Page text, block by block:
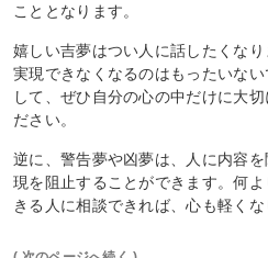
こととなります。
嬉しい吉夢はつい人に話したくな
実現できなくなるのはもったいな
して、ぜひ自分の心の中だけに大
ださい。
逆に、警告夢や凶夢は、人に内容
現を阻止することができます。何
きる人に相談できれば、心も軽くな